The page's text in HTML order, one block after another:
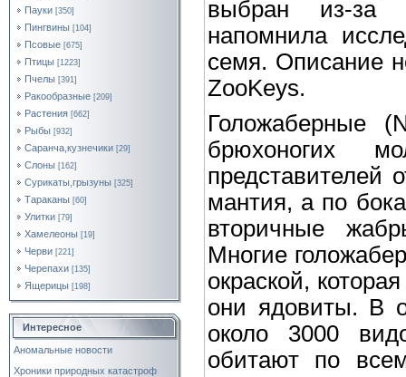
Пауки [350]
Пингвины [104]
Псовые [675]
Птицы [1223]
Пчелы [391]
Ракообразные [209]
Растения [662]
Рыбы [932]
Саранча,кузнечики [29]
Слоны [162]
Сурикаты,грызуны [325]
Тараканы [60]
Улитки [79]
Хамелеоны [19]
Черви [221]
Черепахи [135]
Ящерицы [198]
Интересное
Аномальные новости
Хроники природных катастроф
выбран из-за
напомнила
семя. Описание
ZooKeys.
Голожаберные
брюхоногих
представителей
мантия, а по
вторичные
Многие
окраской,
они ядовиты. В
около 3000
обитают по